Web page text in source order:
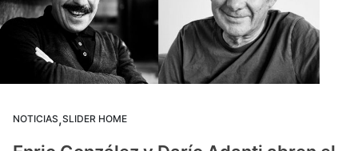
NOTICIAS,SLIDER HOME